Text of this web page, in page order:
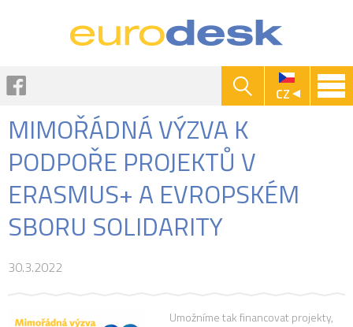
CZ
MIMOŘÁDNÁ VÝZVA K
PODPOŘE PROJEKTŮ V
ERASMUS+ A EVROPSKÉM
SBORU SOLIDARITY
30.3.2022
Umožníme tak financovat projekty,